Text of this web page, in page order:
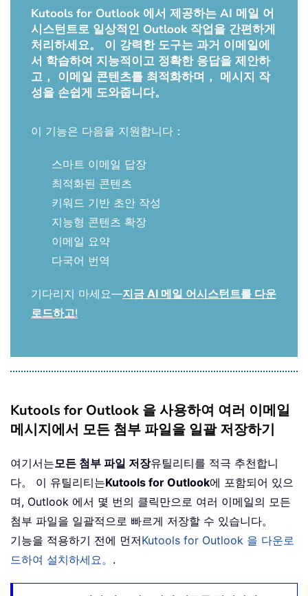
Kutools for Outlook 에서 제공하는 AI 메일 어
시스턴트로 일상적인 Outlook 작업을 간편하게
처리하세요。 이 강력한 도구는 과거 이메일에
서 학습하여 지능적이고 정확한 응답을 제안하
고， 이메일 콘텐츠를 최적화하며， 메시지 작
성을 손쉽게 도와줍니다。
이 기능은 다음을 지원합니다：
스마트 이메일 답장
최적화된 콘텐츠
키워드 기반 초안 작성
지능형 콘텐츠 확장
이메일 요약
다국어 번역
기다리지 마세요—지금 AI 메일 어시스턴트를 다운
로드하고!
Kutools for Outlook 을 사용하여 여러 이메일
메시지에서 모든 첨부 파일을 일괄 저장하기
여기서는모든 첨부 파일 저장유틸리티를 적극 추천합니
다。 이 유틸리티는Kutools for Outlook에 포함되어 있으
며, Outlook 에서 몇 번의 클릭만으로 여러 이메일의 모든
첨부 파일을 일괄적으로 빠르게 저장할 수 있습니다。
기능을 적용하기 전에 먼저Kutools for Outlook 을 다운로
드하여 설치하세요。 .